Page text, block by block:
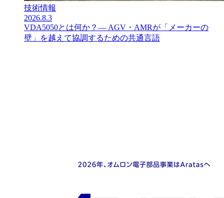
技術情報
2026.8.3
VDA5050とは何か？― AGV・AMRが「メーカーの
壁」を越えて協調するための共通言語